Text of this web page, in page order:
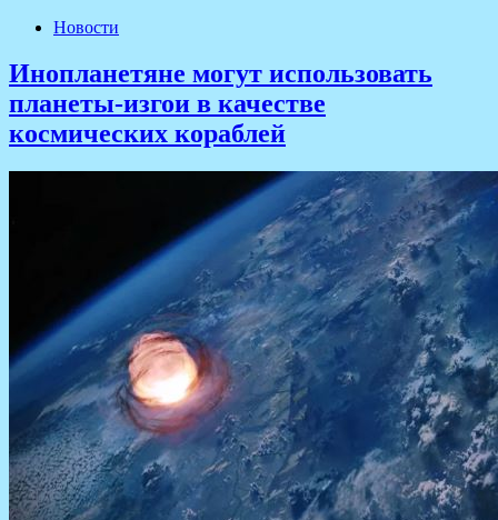
Новости
Инопланетяне могут использовать
планеты-изгои в качестве
космических кораблей